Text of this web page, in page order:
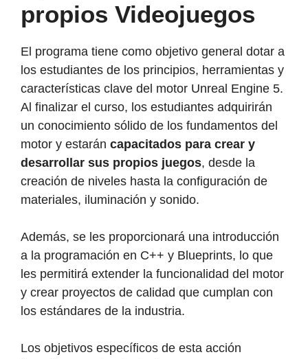
propios Videojuegos
El programa tiene como objetivo general dotar a
los estudiantes de los principios, herramientas y
características clave del motor Unreal Engine 5.
Al finalizar el curso, los estudiantes adquirirán
un conocimiento sólido de los fundamentos del
motor y estarán capacitados para crear y
desarrollar sus propios juegos, desde la
creación de niveles hasta la configuración de
materiales, iluminación y sonido.
Además, se les proporcionará una introducción
a la programación en C++ y Blueprints, lo que
les permitirá extender la funcionalidad del motor
y crear proyectos de calidad que cumplan con
los estándares de la industria.
Los objetivos específicos de esta acción